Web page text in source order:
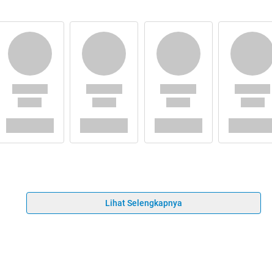
Lihat Selengkapnya